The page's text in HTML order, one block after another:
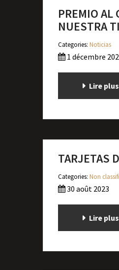
PREMIO AL
NUESTRA
Categories: Noticias
1 décembre
Lire plus
TARJETAS
Categories: Non
30 août 2023
Lire plus